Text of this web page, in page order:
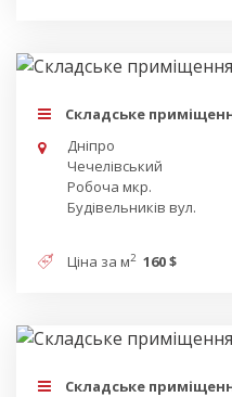
Складське
Дніпро
Чечелівський
Робоча мкр.
Будівельників вул.
Ціна за м2 160 $
Складське